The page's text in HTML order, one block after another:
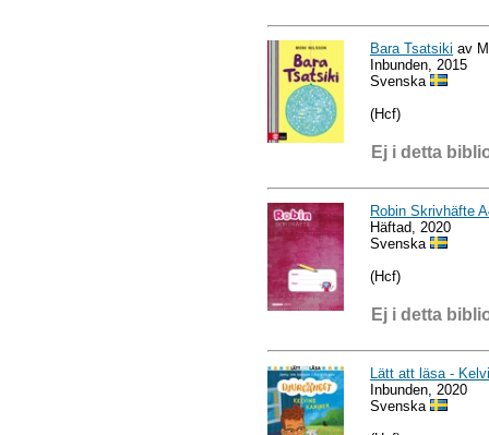
Bara Tsatsiki av
Inbunden, 2015
Svenska
(Hcf)
Ej i detta
Robin Skrivhäfte
Häftad, 2020
Svenska
(Hcf)
Ej i detta
Lätt att läsa -
Inbunden, 2020
Svenska